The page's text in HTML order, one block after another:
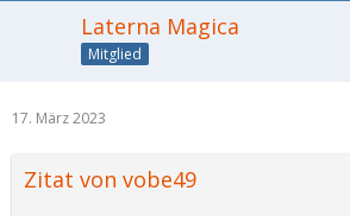
Laterna Magica
Mitglied
17. März 2023
Zitat von vobe49